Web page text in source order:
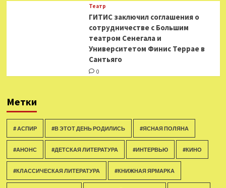
Театр
ГИТИС заключил соглашения о
сотрудничестве с Большим
театром Сенегала и
Университетом Финис Террае в
Сантьяго
0
Метки
# АСПИР #В ЭТОТ ДЕНЬ РОДИЛИСЬ #ЯСНАЯ ПОЛЯНА
#АНОНС #ДЕТСКАЯ ЛИТЕРАТУРА #ИНТЕРВЬЮ #КИНО
#КЛАССИЧЕСКАЯ ЛИТЕРАТУРА #КНИЖНАЯ ЯРМАРКА